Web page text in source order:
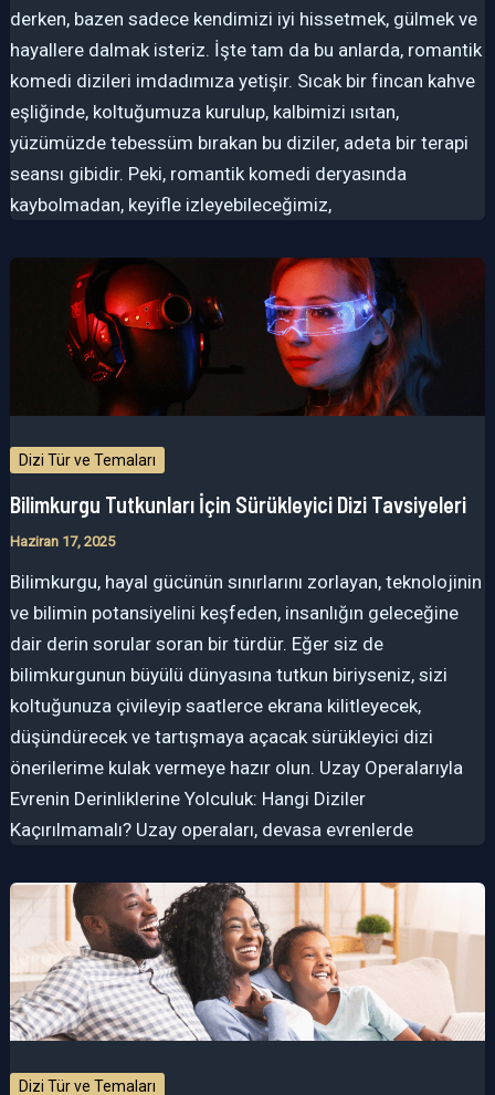
derken, bazen sadece kendimizi iyi hissetmek, gülmek ve
hayallere dalmak isteriz. İşte tam da bu anlarda, romantik
komedi dizileri imdadımıza yetişir. Sıcak bir fincan kahve
eşliğinde, koltuğumuza kurulup, kalbimizi ısıtan,
yüzümüzde tebessüm bırakan bu diziler, adeta bir terapi
seansı gibidir. Peki, romantik komedi deryasında
kaybolmadan, keyifle izleyebileceğimiz,
Dizi Tür ve Temaları
Bilimkurgu Tutkunları İçin Sürükleyici Dizi Tavsiyeleri
Haziran 17, 2025
Bilimkurgu, hayal gücünün sınırlarını zorlayan, teknolojinin
ve bilimin potansiyelini keşfeden, insanlığın geleceğine
dair derin sorular soran bir türdür. Eğer siz de
bilimkurgunun büyülü dünyasına tutkun biriyseniz, sizi
koltuğunuza çivileyip saatlerce ekrana kilitleyecek,
düşündürecek ve tartışmaya açacak sürükleyici dizi
önerilerime kulak vermeye hazır olun. Uzay Operalarıyla
Evrenin Derinliklerine Yolculuk: Hangi Diziler
Kaçırılmamalı? Uzay operaları, devasa evrenlerde
Dizi Tür ve Temaları